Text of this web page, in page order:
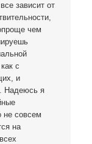
зависит от
чем
с
и
Надеюсь я
не совсем
на